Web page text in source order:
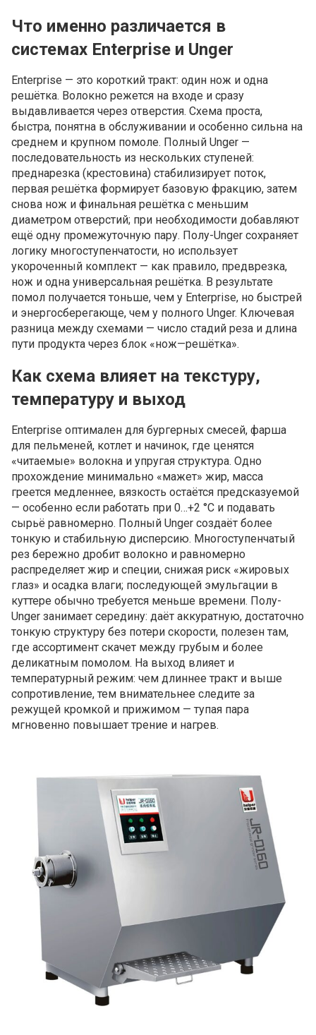
Что именно различается в
системах Enterprise и Unger
Enterprise — это короткий тракт: один нож и одна
решётка. Волокно режется на входе и сразу
выдавливается через отверстия. Схема проста,
быстра, понятна в обслуживании и особенно сильна на
среднем и крупном помоле. Полный Unger —
последовательность из нескольких ступеней:
преднарезка (крестовина) стабилизирует поток,
первая решётка формирует базовую фракцию, затем
снова нож и финальная решётка с меньшим
диаметром отверстий; при необходимости добавляют
ещё одну промежуточную пару. Полу-Unger сохраняет
логику многоступенчатости, но использует
укороченный комплект — как правило, предврезка,
нож и одна универсальная решётка. В результате
помол получается тоньше, чем у Enterprise, но быстрей
и энергосберегающe, чем у полного Unger. Ключевая
разница между схемами — число стадий реза и длина
пути продукта через блок «нож—решётка».
Как схема влияет на текстуру,
температуру и выход
Enterprise оптимален для бургерных смесей, фарша
для пельменей, котлет и начинок, где ценятся
«читаемые» волокна и упругая структура. Одно
прохождение минимально «мажет» жир, масса
греется медленнее, вязкость остаётся предсказуемой
— особенно если работать при 0…+2 °C и подавать
сырьё равномерно. Полный Unger создаёт более
тонкую и стабильную дисперсию. Многоступенчатый
рез бережно дробит волокно и равномерно
распределяет жир и специи, снижая риск «жировых
глаз» и осадка влаги; последующей эмульгации в
куттере обычно требуется меньше времени. Полу-
Unger занимает середину: даёт аккуратную, достаточно
тонкую структуру без потери скорости, полезен там,
где ассортимент скачет между грубым и более
деликатным помолом. На выход влияет и
температурный режим: чем длиннее тракт и выше
сопротивление, тем внимательнее следите за
режущей кромкой и прижимом — тупая пара
мгновенно повышает трение и нагрев.